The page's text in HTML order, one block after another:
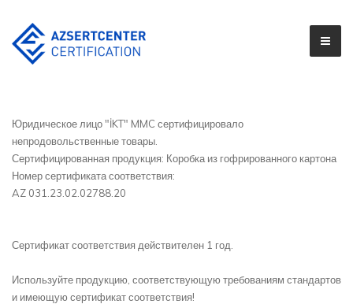
Юридическое лицо "İKT" MMC сертифицировало
непродовольственные товары.
Сертифицированная продукция: Коробка из гофрированного картона
Номер сертификата соответствия:
AZ 031.23.02.02788.20
Сертификат соответствия действителен 1 год.
Используйте продукцию, соответствующую требованиям стандартов
и имеющую сертификат соответствия!